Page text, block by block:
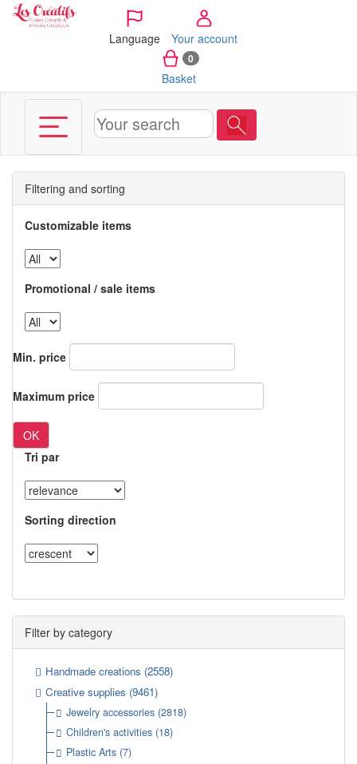
Language Your account
0
Basket
Filtering and sorting
Customizable items
Promotional / sale items
Min. price
Maximum price
OK
Tri par
Sorting direction
Filter by category
Handmade creations (2558)
Creative supplies (9461)
Jewelry accessories (2818)
Children's activities (18)
Plastic Arts (7)
Cookies management panel